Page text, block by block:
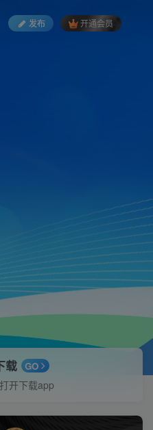
发布 开通会员
载 GO
开下载app